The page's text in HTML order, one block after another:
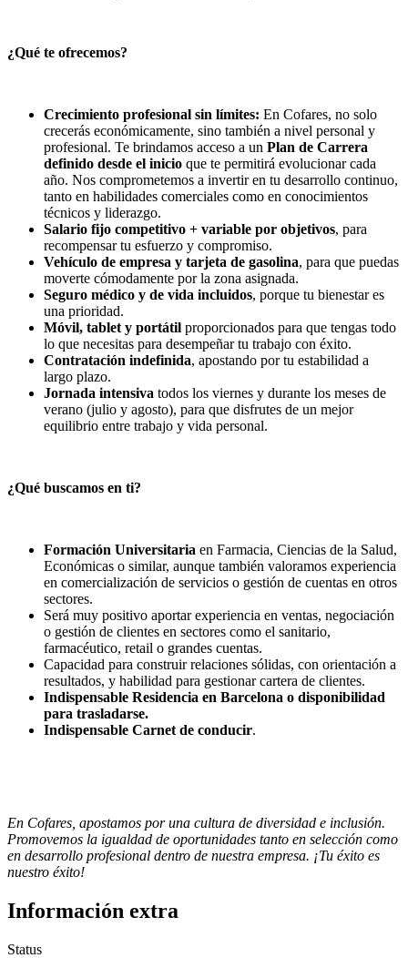
¿Qué te ofrecemos?
Crecimiento profesional sin límites: En Cofares, no solo
crecerás económicamente, sino también a nivel personal y
profesional. Te brindamos acceso a un Plan de Carrera
definido desde el inicio que te permitirá evolucionar cada
año. Nos comprometemos a invertir en tu desarrollo continuo,
tanto en habilidades comerciales como en conocimientos
técnicos y liderazgo.
Salario fijo competitivo + variable por objetivos, para
recompensar tu esfuerzo y compromiso.
Vehículo de empresa y tarjeta de gasolina, para que puedas
moverte cómodamente por la zona asignada.
Seguro médico y de vida incluidos, porque tu bienestar es
una prioridad.
Móvil, tablet y portátil proporcionados para que tengas todo
lo que necesitas para desempeñar tu trabajo con éxito.
Contratación indefinida, apostando por tu estabilidad a
largo plazo.
Jornada intensiva todos los viernes y durante los meses de
verano (julio y agosto), para que disfrutes de un mejor
equilibrio entre trabajo y vida personal.
¿Qué buscamos en ti?
Formación Universitaria en Farmacia, Ciencias de la Salud,
Económicas o similar, aunque también valoramos experiencia
en comercialización de servicios o gestión de cuentas en otros
sectores.
Será muy positivo aportar experiencia en ventas, negociación
o gestión de clientes en sectores como el sanitario,
farmacéutico, retail o grandes cuentas.
Capacidad para construir relaciones sólidas, con orientación a
resultados, y habilidad para gestionar cartera de clientes.
Indispensable Residencia en Barcelona o disponibilidad
para trasladarse.
Indispensable Carnet de conducir.
En Cofares, apostamos por una cultura de diversidad e inclusión.
Promovemos la igualdad de oportunidades tanto en selección como
en desarrollo profesional dentro de nuestra empresa. ¡Tu éxito es
nuestro éxito!
Información extra
Status